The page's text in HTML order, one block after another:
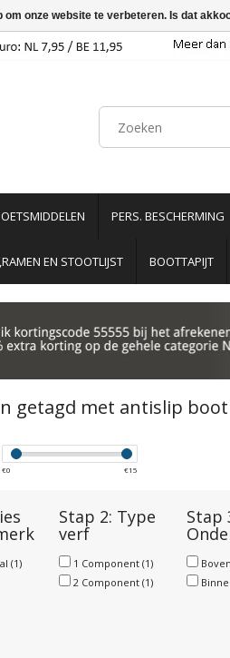
PERS. BESCHERMING
EN STOOTLIJST BOOTTAPIJT
getagd met antislip boot
€0 €15
(1)
Stap 2: Type
verf
1 Component (1)
2 Component (1)
Stap
om onze website te verbeteren. Is dat